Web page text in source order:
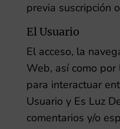
previa suscripción
El Usuario
El acceso, la
Web, así como
para interactuar
Usuario y Es Luz
comentarios y/o